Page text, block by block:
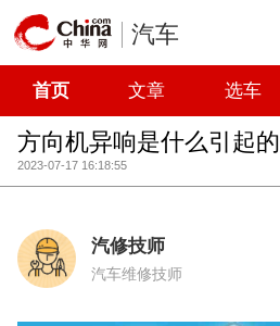
汽车
首页 文章 选车
方向机异响是什么引起的
2023-07-17 16:18:55
汽修技师
汽车维修技师